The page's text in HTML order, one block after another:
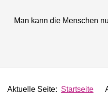
Man kann die Menschen
Aktuelle Seite: Startseite